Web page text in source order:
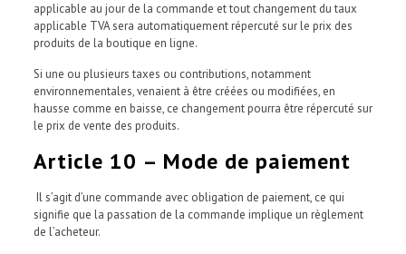
applicable au jour de la commande et tout changement du taux
applicable TVA sera automatiquement répercuté sur le prix des
produits de la boutique en ligne.
Si une ou plusieurs taxes ou contributions, notamment
environnementales, venaient à être créées ou modifiées, en
hausse comme en baisse, ce changement pourra être répercuté sur
le prix de vente des produits.
Article 10 – Mode de paiement
Il s’agit d’une commande avec obligation de paiement, ce qui
signifie que la passation de la commande implique un règlement
de l’acheteur.